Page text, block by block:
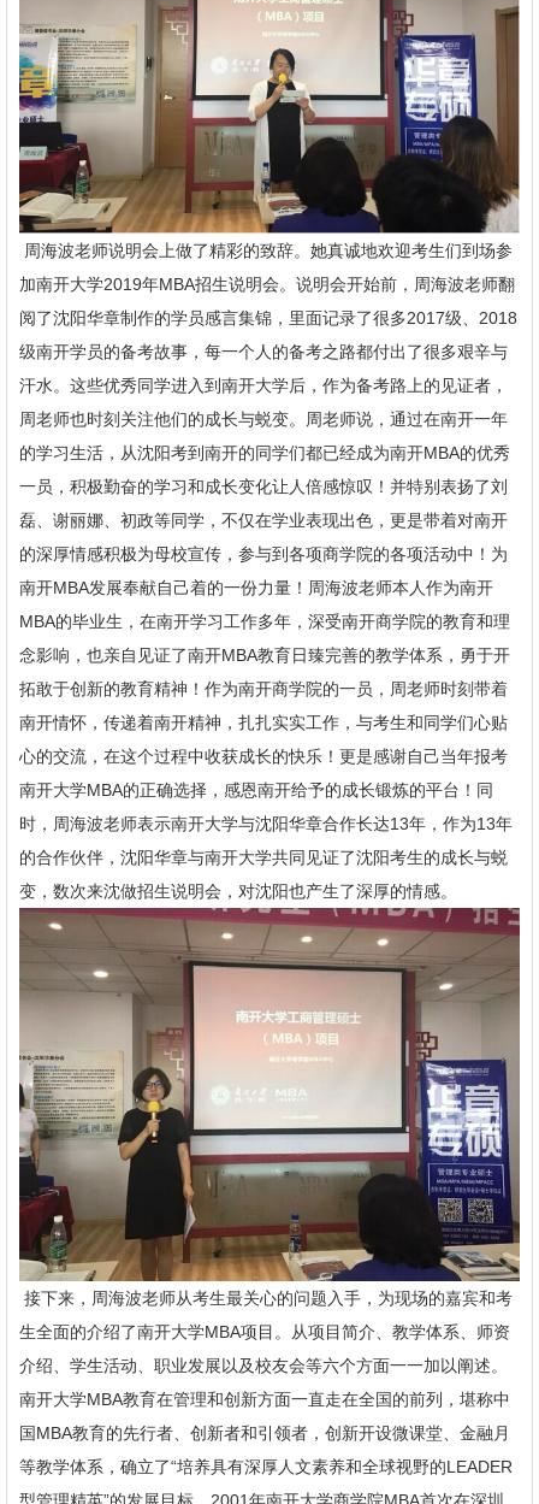
周海波老师说明会上做了精彩的致辞。她真诚地欢迎考生们到场参
加南开大学2019年MBA招生说明会。说明会开始前，周海波老师翻
阅了沈阳华章制作的学员感言集锦，里面记录了很多2017级、2018
级南开学员的备考故事，每一个人的备考之路都付出了很多艰辛与
汗水。这些优秀同学进入到南开大学后，作为备考路上的见证者，
周老师也时刻关注他们的成长与蜕变。周老师说，通过在南开一年
的学习生活，从沈阳考到南开的同学们都已经成为南开MBA的优秀
一员，积极勤奋的学习和成长变化让人倍感惊叹！并特别表扬了刘
磊、谢丽娜、初政等同学，不仅在学业表现出色，更是带着对南开
的深厚情感积极为母校宣传，参与到各项商学院的各项活动中！为
南开MBA发展奉献自己着的一份力量！周海波老师本人作为南开
MBA的毕业生，在南开学习工作多年，深受南开商学院的教育和理
念影响，也亲自见证了南开MBA教育日臻完善的教学体系，勇于开
拓敢于创新的教育精神！作为南开商学院的一员，周老师时刻带着
南开情怀，传递着南开精神，扎扎实实工作，与考生和同学们心贴
心的交流，在这个过程中收获成长的快乐！更是感谢自己当年报考
南开大学MBA的正确选择，感恩南开给予的成长锻炼的平台！同
时，周海波老师表示南开大学与沈阳华章合作长达13年，作为13年
的合作伙伴，沈阳华章与南开大学共同见证了沈阳考生的成长与蜕
变，数次来沈做招生说明会，对沈阳也产生了深厚的情感。
接下来，周海波老师从考生最关心的问题入手，为现场的嘉宾和考
生全面的介绍了南开大学MBA项目。从项目简介、教学体系、师资
介绍、学生活动、职业发展以及校友会等六个方面一一加以阐述。
南开大学MBA教育在管理和创新方面一直走在全国的前列，堪称中
国MBA教育的先行者、创新者和引领者，创新开设微课堂、金融月
等教学体系，确立了“培养具有深厚人文素养和全球视野的LEADER
型管理精英”的发展目标。2001年南开大学商学院MBA首次在深圳